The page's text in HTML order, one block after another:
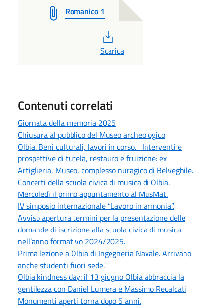
Romanico 1
PDF
Scarica
Contenuti correlati
Giornata della memoria 2025
Chiusura al pubblico del Museo archeologico
Olbia. Beni culturali, lavori in corso. Interventi e
prospettive di tutela, restauro e fruizione: ex
Artiglieria, Museo, complesso nuragico di Belveghile.
Concerti della scuola civica di musica di Olbia.
Mercoledì il primo appuntamento al MusMat.
IV simposio internazionale “Lavoro in armonia”.
Avviso apertura termini per la presentazione delle
domande di iscrizione alla scuola civica di musica
nell’anno formativo 2024/2025.
Prima lezione a Olbia di Ingegneria Navale. Arrivano
anche studenti fuori sede.
Olbia kindness day: il 13 giugno Olbia abbraccia la
gentilezza con Daniel Lumera e Massimo Recalcati
Monumenti aperti torna dopo 5 anni.